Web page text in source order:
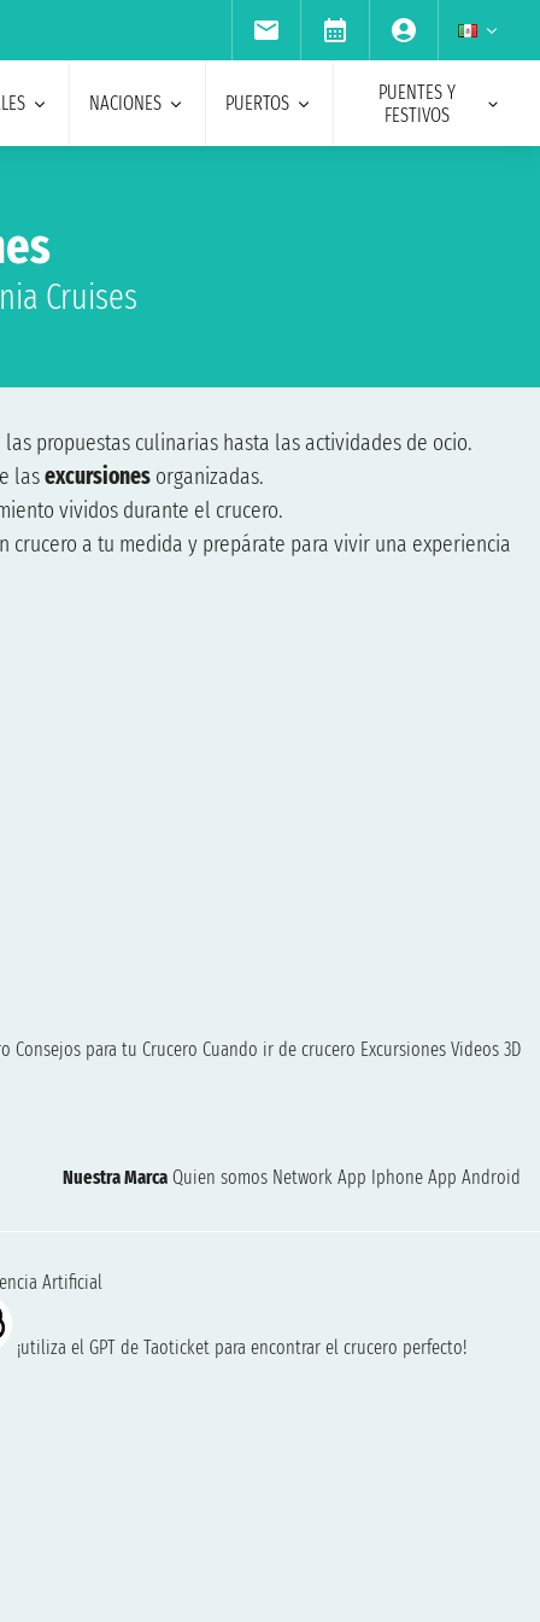
NACIONES PUERTOS
PUENTES Y
FESTIVOS
Cruises
propuestas culinarias hasta las actividades de ocio.
lasexcursiones organizadas.
vividos durante el crucero.
a tu medida y prepárate para vivir una experiencia
Consejos para tu Crucero Cuando ir de crucero Excursiones Videos 3D
Nuestra Marca Quien somos Network App Iphone App Android
Artificial
¡utiliza el GPT de Taoticket para encontrar el crucero perfecto!